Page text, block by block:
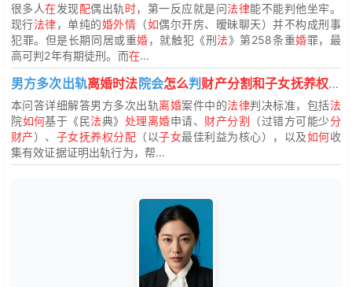
很多人在发现配偶出轨 时，第一反应就是问法律能不能判他坐牢。
现行法律，单纯的婚外情 （如偶尔开房、暧昧聊天）并不构成刑事
犯罪。但是长期同居或重婚，就触犯《刑法》第258条重婚罪，最
高可判2年有期徒刑。而在...
男方多次出轨离婚时法 院会怎么判 财产分割和子女抚养权？
本问答详细解答男方多次出轨离婚案件中的法律判决标准，包括法
院如何基于《民法典》 处理离婚申请、 财产分割 （过错方可能少分
财产）、 子女抚养权分配 （以子女最佳利益为核心），以及如何收
集有效证据证明出轨行为，帮...